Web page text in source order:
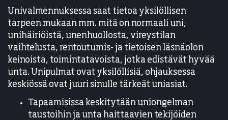
Univalmennuksessa saat tietoa yksilöllisen
tarpeen mukaan mm. mitä on normaali uni,
unihäiriöistä, unenhuollosta, vireystilan
vaihtelusta, rentoutumis- ja tietoisen läsnäolon
keinoista, toimintatavoista, jotka edistävät hyvää
unta. Unipulmat ovat yksilöllisiä, ohjauksessa
keskiössä ovat juuri sinulle tärkeät uniasiat.
Tapaamisissa keskitytään uniongelman
taustoihin ja unta haittaavien tekijöiden